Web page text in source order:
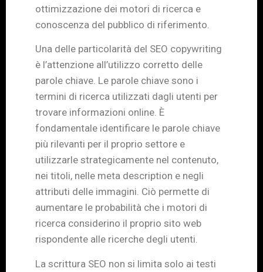
ottimizzazione dei motori di ricerca e
conoscenza del pubblico di riferimento.
Una delle particolarità del SEO copywriting
è l’attenzione all’utilizzo corretto delle
parole chiave. Le parole chiave sono i
termini di ricerca utilizzati dagli utenti per
trovare informazioni online. È
fondamentale identificare le parole chiave
più rilevanti per il proprio settore e
utilizzarle strategicamente nel contenuto,
nei titoli, nelle meta description e negli
attributi delle immagini. Ciò permette di
aumentare le probabilità che i motori di
ricerca considerino il proprio sito web
rispondente alle ricerche degli utenti.
La scrittura SEO non si limita solo ai testi